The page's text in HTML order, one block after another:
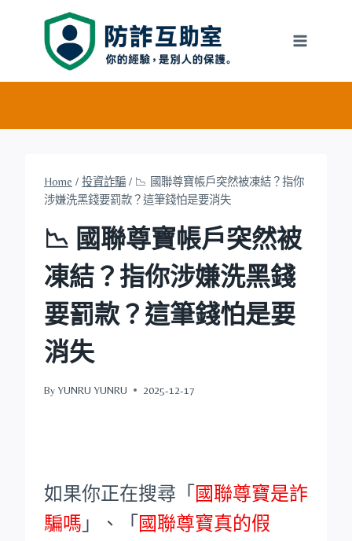
Home / 投資詐騙 / 📉 國聯尊寶帳戶突然被凍結？指你
涉嫌洗黑錢要罰款？這筆錢怕是要消失
📉 國聯尊寶帳戶突然被
凍結？指你涉嫌洗黑錢
要罰款？這筆錢怕是要
消失
By YUNRU YUNRU 2025-12-17
如果你正在搜尋「 國聯尊寶是詐
騙嗎 」、「 國聯尊寶真的假